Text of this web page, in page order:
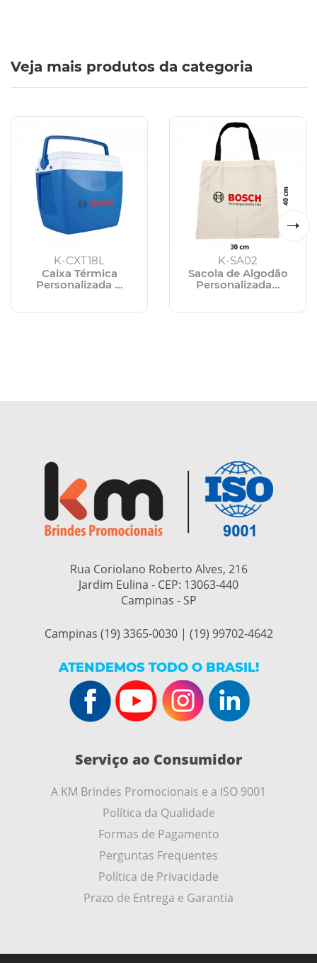
Veja mais produtos da categoria
K-CXT18L
Caixa Térmica
Personalizada ...
K-SA02
Sacola de Algodão
Personalizada...
Rua Coriolano Roberto Alves, 216
Jardim Eulina - CEP: 13063-440
Campinas - SP
Campinas (19) 3365-0030 | (19) 99702-4642
ATENDEMOS TODO O BRASIL!
Serviço ao Consumidor
A KM Brindes Promocionais e a ISO 9001
Política da Qualidade
Formas de Pagamento
Perguntas Frequentes
Política de Privacidade
Prazo de Entrega e Garantia